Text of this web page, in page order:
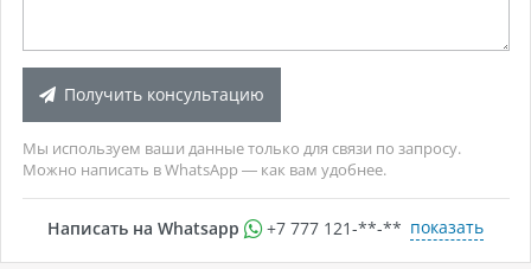
Получить консультацию
Мы используем ваши данные только для связи по запросу.
Можно написать в WhatsApp — как вам удобнее.
Написать на Whatsapp +7 777 121-**-** показать